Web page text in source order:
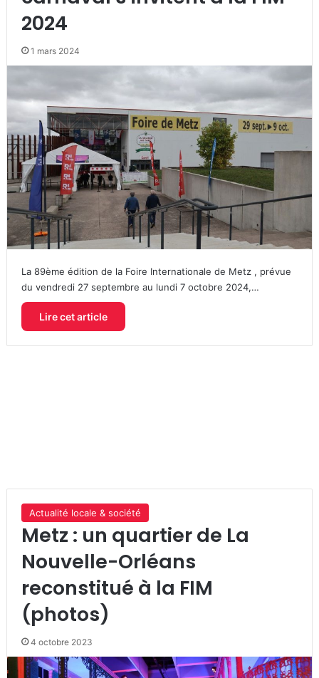
2024
1 mars 2024
La 89ème édition de la Foire Internationale de Metz , prévue
du vendredi 27 septembre au lundi 7 octobre 2024,…
Lire cet article
Actualité locale & société
Metz : un quartier de La
Nouvelle-Orléans
reconstitué à la FIM
(photos)
4 octobre 2023